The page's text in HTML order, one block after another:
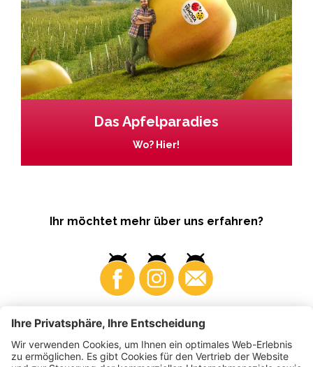
Das Apfelparadies
Wo? Hier!
Ihr möchtet mehr über uns erfahren?
Business Produzenten